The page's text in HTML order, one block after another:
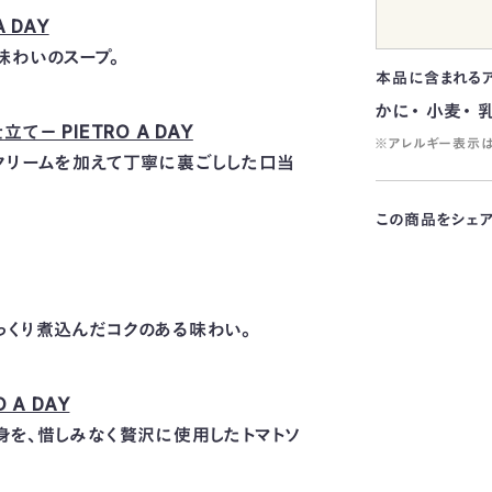
DAY
いのスープ。
立て－ PIETRO A DAY
ームを加えて丁寧に裏ごしした口当
り煮込んだコクのある味わい。
A DAY
、惜しみなく贅沢に使用したトマトソ
本品に含まれる
かに・ 小麦・
※アレルギー表示
この商品をシェ